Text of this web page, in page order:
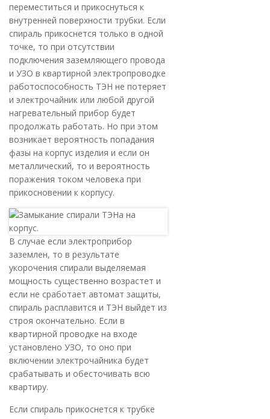
переместиться и прикоснуться к
внутренней поверхности трубки. Если
спираль прикоснется только в одной
точке, то при отсутствии
подключения заземляющего провода
и УЗО в квартирной электропроводке
работоспособность ТЭН не потеряет
и электрочайник или любой другой
нагревательный прибор будет
продолжать работать. Но при этом
возникает вероятность попадания
фазы на корпус изделия и если он
металлический, то и вероятность
поражения током человека при
прикосновении к корпусу.
В случае если электроприбор
заземлен, то в результате
укорочения спирали выделяемая
мощность существенно возрастет и
если не сработает автомат защиты,
спираль расплавится и ТЭН выйдет из
строя окончательно. Если в
квартирной проводке на входе
установлено УЗО, то оно при
включении электрочайника будет
срабатывать и обесточивать всю
квартиру.
Если спираль прикоснется к трубке